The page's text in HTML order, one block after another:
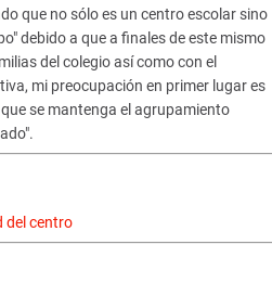
que no sólo es un centro escolar sino
debido a que a finales de este mismo
del colegio así como con el
mi preocupación en primer lugar es
se mantenga el agrupamiento
del centro